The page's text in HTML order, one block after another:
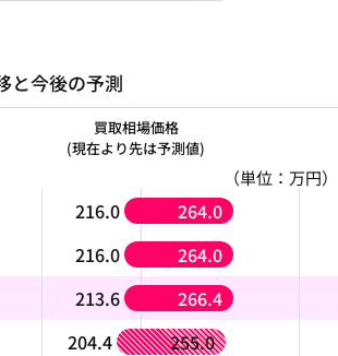
と今後の予測
買取相場価格
(現在より先は予測値)
（単位：万円）
216.0 264.0
216.0 264.0
213.6 266.4
204.4 255.0